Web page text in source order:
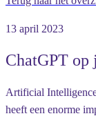
13 april 2023
ChatGPT op
Artificial
heeft een enorme